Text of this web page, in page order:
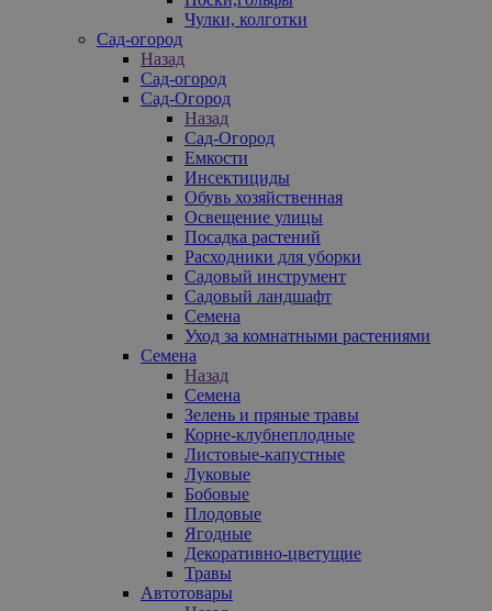
Чулки, колготки
Сад-огород
Назад
Сад-огород
Сад-Огород
Назад
Сад-Огород
Емкости
Инсектициды
Обувь хозяйственная
Освещение улицы
Посадка растений
Расходники для уборки
Садовый инструмент
Садовый ландшафт
Семена
Уход за комнатными растениями
Семена
Назад
Семена
Зелень и пряные травы
Корне-клубнеплодные
Листовые-капустные
Луковые
Бобовые
Плодовые
Ягодные
Декоративно-цветущие
Травы
Автотовары